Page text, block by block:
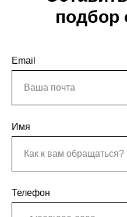
подбор
Email
Имя
Телефон